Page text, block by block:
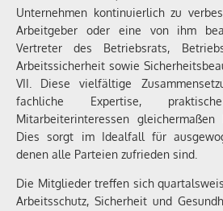
Unternehmen kontinuierlich zu
Arbeitgeber oder eine von ihm
Vertreter des Betriebsrats,
Arbeitssicherheit sowie
VII. Diese vielfältige
fachliche Expertise,
Mitarbeiterinteressen gleichermaßen
Dies sorgt im Idealfall für
denen alle Parteien zufrieden sind.
Die Mitglieder treffen sich
Arbeitsschutz, Sicherheit und